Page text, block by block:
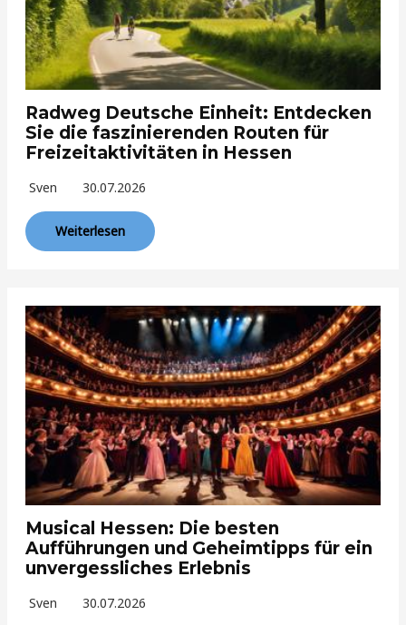
Radweg Deutsche Einheit: Entdecken
Sie die faszinierenden Routen für
Freizeitaktivitäten in Hessen
Sven 30.07.2026
Weiterlesen
Musical Hessen: Die besten
Aufführungen und Geheimtipps für ein
unvergessliches Erlebnis
Sven 30.07.2026